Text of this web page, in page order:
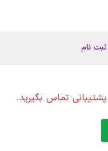
ثبت نام
تماس بگیرید.